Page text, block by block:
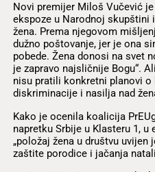
Novi premijer Miloš Vučević
ekspoze u Narodnoj skupštini
žena. Prema njegovom
dužno poštovanje, jer je ona
pobede. Žena donosi na svet
je zapravo najsličnije Bogu“.
nisu pratili konkretni planovi
diskriminacije i nasilja nad
Kako je ocenila koalicija
napretku Srbije u Klasteru 1, u
„položaj žena u društvu
zaštite porodice i jačanja